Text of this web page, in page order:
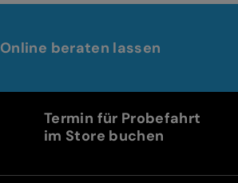
Online beraten lassen
Termin für Probefahrt
im Store buchen